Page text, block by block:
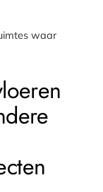
waar